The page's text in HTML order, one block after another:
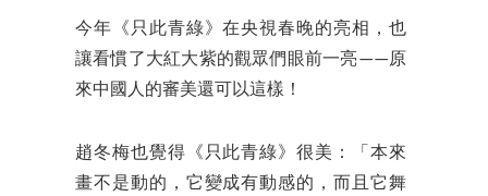
今年《只此青綠》在央視春晚的亮相，也
讓看慣了大紅大紫的觀眾們眼前一亮——原
來中國人的審美還可以這樣！
趙冬梅也覺得《只此青綠》很美：「本來
畫不是動的，它變成有動感的，而且它舞